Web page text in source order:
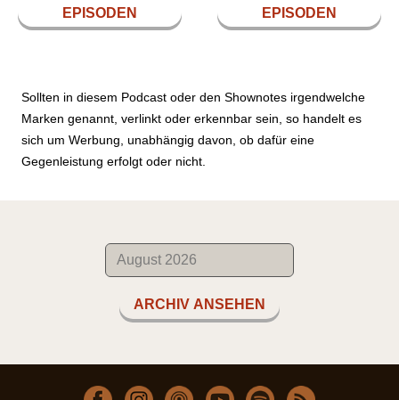
EPISODEN
EPISODEN
Sollten in diesem Podcast oder den Shownotes irgendwelche
Marken genannt, verlinkt oder erkennbar sein, so handelt es
sich um Werbung, unabhängig davon, ob dafür eine
Gegenleistung erfolgt oder nicht.
ARCHIV ANSEHEN